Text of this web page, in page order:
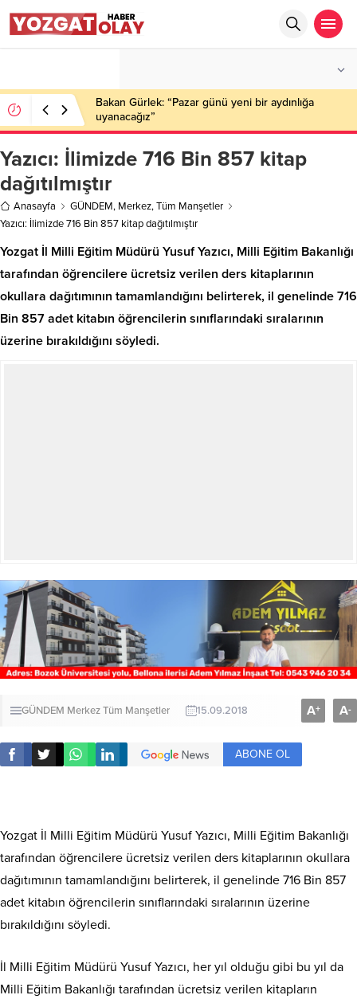
Bakan Gürlek: “Pazar günü yeni bir aydınlığa
uyanacağız”
Yazıcı: İlimizde 716 Bin 857 kitap
dağıtılmıştır
Anasayfa GÜNDEM, Merkez,Tüm Manşetler
Yazıcı: İlimizde 716 Bin 857 kitap dağıtılmıştır
Yozgat İl Milli Eğitim Müdürü Yusuf Yazıcı, Milli Eğitim Bakanlığı
tarafından öğrencilere ücretsiz verilen ders kitaplarının
okullara dağıtımının tamamlandığını belirterek, il genelinde 716
Bin 857 adet kitabın öğrencilerin sınıflarındaki sıralarının
üzerine bırakıldığını söyledi.
GÜNDEM MerkezTüm Manşetler 15.09.2018 A+ A-
ABONE OL
Yozgat İl Milli Eğitim Müdürü Yusuf Yazıcı, Milli Eğitim Bakanlığı
tarafından öğrencilere ücretsiz verilen ders kitaplarının okullara
dağıtımının tamamlandığını belirterek, il genelinde 716 Bin 857
adet kitabın öğrencilerin sınıflarındaki sıralarının üzerine
bırakıldığını söyledi.
İl Milli Eğitim Müdürü Yusuf Yazıcı, her yıl olduğu gibi bu yıl da
Milli Eğitim Bakanlığı tarafından ücretsiz verilen kitapların